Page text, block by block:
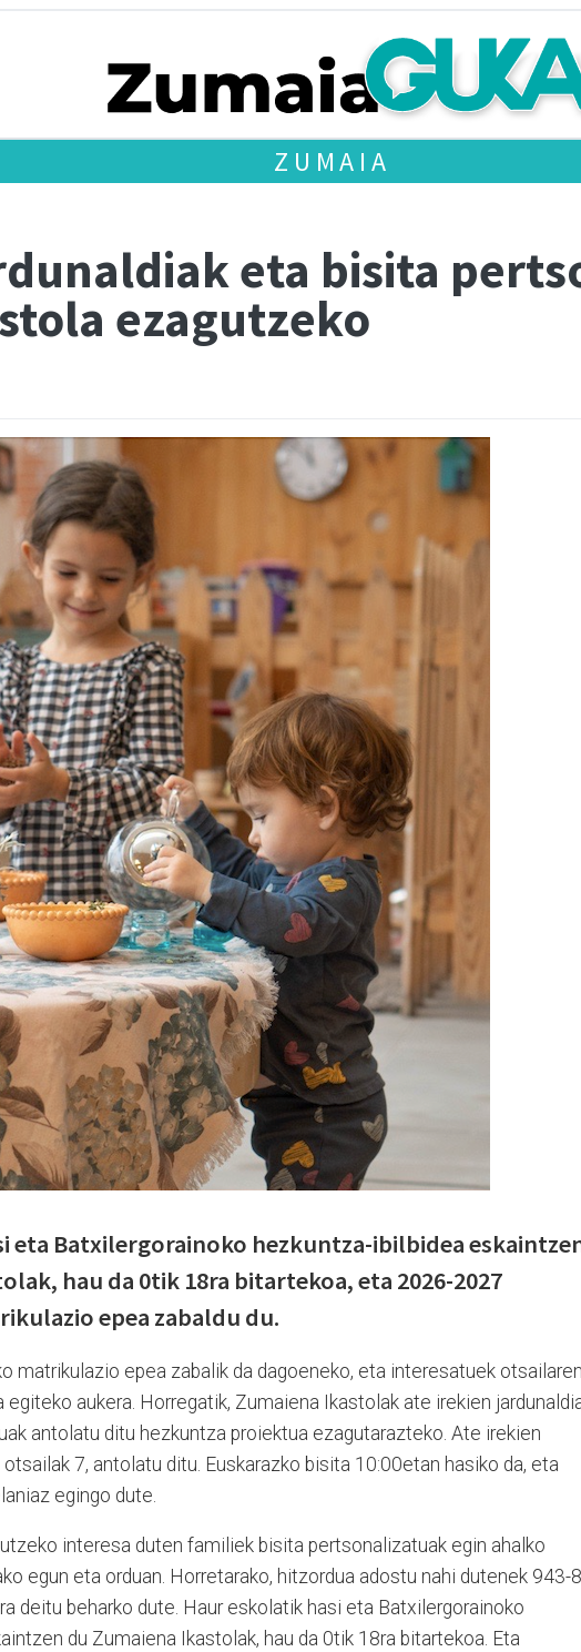
ZUMAIA
eta bisita
ezagutzeko
eta Batxilergorainoko hezkuntza-ibilbidea
hau da 0tik 18ra bitartekoa, eta 2026-2027
epea zabaldu du.
matrikulazio epea zabalik da dagoeneko, eta interesatuek otsailaren
aukera. Horregatik, Zumaiena Ikastolak ate irekien
antolatu ditu hezkuntza proiektua ezagutarazteko. Ate irekien
otsailak 7, antolatu ditu. Euskarazko bisita 10:00etan hasiko da, eta
egingo dute.
interesa duten familiek bisita pertsonalizatuak egin ahalko
egun eta orduan. Horretarako, hitzordua adostu nahi dutenek 943-
deitu beharko dute. Haur eskolatik hasi eta Batxilergorainoko
du Zumaiena Ikastolak, hau da 0tik 18ra bitartekoa. Eta